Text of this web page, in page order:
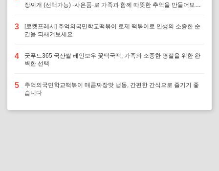
장찌개 (선택가능) -사은품-로 가족과 함께 따뜻한 추억을 만들어보세
3
[로켓프레시] 추억의국민학교떡볶이 로제 떡볶이로 인생의 소중한 순
간을 되새겨보세요
4
굿푸드365 국산쌀 레인보우 꽃떡국떡, 가족의 소중한 명절을 위한 완
벽한 선택
5
추억의국민학교떡볶이 매콤짜장맛 냉동, 간편한 간식으로 즐기기 좋
습니다